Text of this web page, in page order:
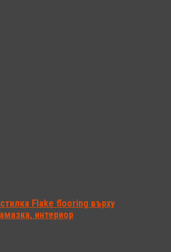
Flake flooring върху
интериор